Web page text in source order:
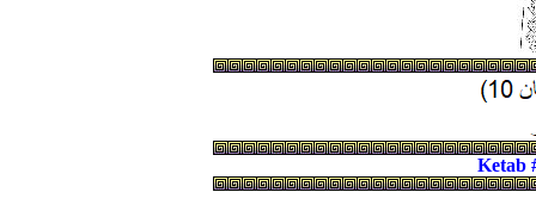
Ketab